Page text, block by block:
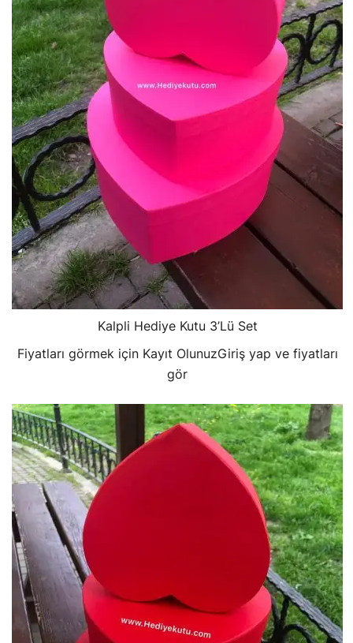
Kalpli Hediye Kutu 3’Lü Set
Fiyatları görmek için Kayıt OlunuzGiriş yap ve fiyatları
gör